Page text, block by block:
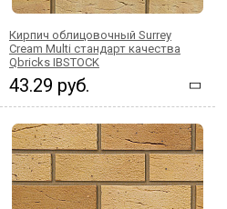
Кирпич облицовочный Surrey
Cream Multi стандарт качества
Qbricks IBSTOCK
43.29 руб.